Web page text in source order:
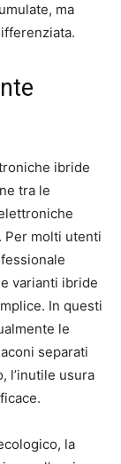
ma
ibride
tra le
Per molti utenti
varianti ibride
In questi
le
separati
l’inutile usura
la